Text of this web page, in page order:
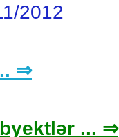
2012
⇒
... ⇒